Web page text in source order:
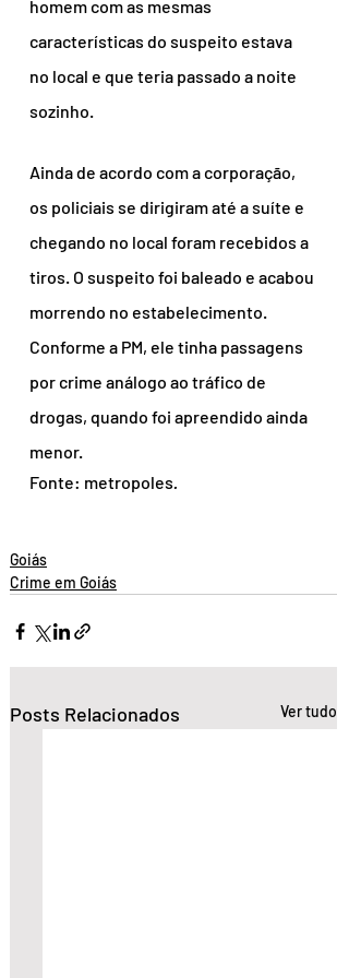
homem com as mesmas
características do suspeito estava
no local e que teria passado a noite
sozinho.
Ainda de acordo com a corporação,
os policiais se dirigiram até a suíte e
chegando no local foram recebidos a
tiros. O suspeito foi baleado e acabou
morrendo no estabelecimento.
Conforme a PM, ele tinha passagens
por crime análogo ao tráfico de
drogas, quando foi apreendido ainda
menor.
Fonte: metropoles.
Goiás
Crime em Goiás
Posts Relacionados Ver tudo